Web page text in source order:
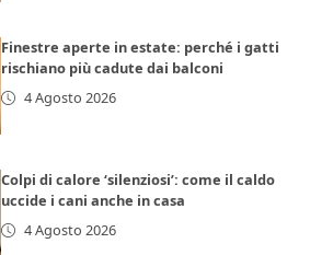
Finestre aperte in estate: perché i gatti
rischiano più cadute dai balconi
4 Agosto 2026
Colpi di calore ‘silenziosi’: come il caldo
uccide i cani anche in casa
4 Agosto 2026